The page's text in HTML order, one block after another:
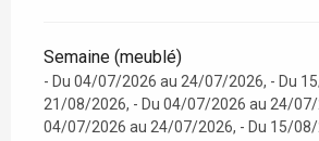
Semaine (meublé)
- Du 04/07/2026 au 24/07/2026, - Du
21/08/2026, - Du 04/07/2026 au 24/07/
04/07/2026 au 24/07/2026, - Du 15/